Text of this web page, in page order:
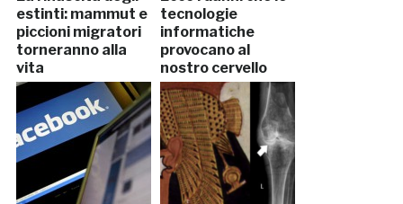
estinti: mammut e
piccioni migratori
torneranno alla
vita
tecnologie
informatiche
provocano al
nostro cervello